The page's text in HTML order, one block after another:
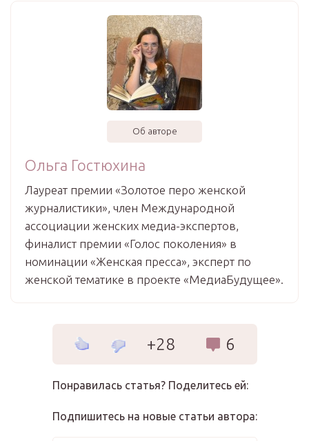
Об авторе
Ольга Гостюхина
Лауреат премии «Золотое перо женской
журналистики», член Международной
ассоциации женских медиа-экспертов,
финалист премии «Голос поколения» в
номинации «Женская пресса», эксперт по
женской тематике в проекте «МедиаБудущее».
+28 6
Понравилась статья? Поделитесь ей:
Подпишитесь на новые статьи автора: